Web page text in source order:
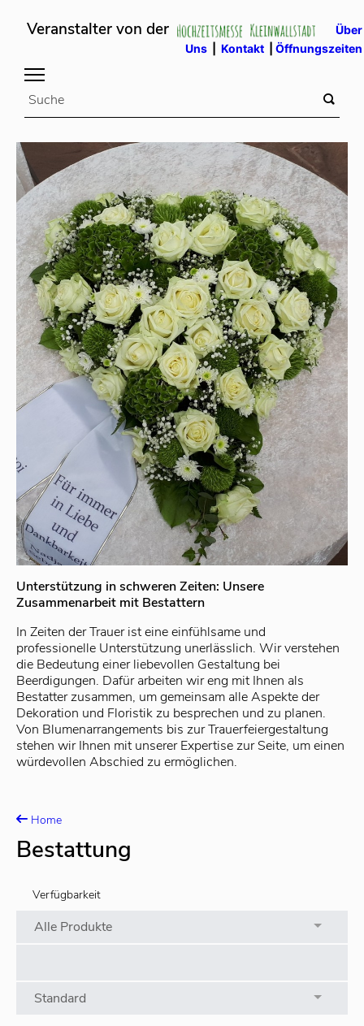
Veranstalter von der
Über
Uns| Kontakt| Öffnungszeiten
Unterstützung in schweren Zeiten: Unsere
Zusammenarbeit mit Bestattern
In Zeiten der Trauer ist eine einfühlsame und
professionelle Unterstützung unerlässlich. Wir verstehen
die Bedeutung einer liebevollen Gestaltung bei
Beerdigungen. Dafür arbeiten wir eng mit Ihnen als
Bestatter zusammen, um gemeinsam alle Aspekte der
Dekoration und Floristik zu besprechen und zu planen.
Von Blumenarrangements bis zur Trauerfeiergestaltung
stehen wir Ihnen mit unserer Expertise zur Seite, um einen
würdevollen Abschied zu ermöglichen.
Home
Bestattung
Standard
Preis ab
Alle Produkte
Verfügbarkeit